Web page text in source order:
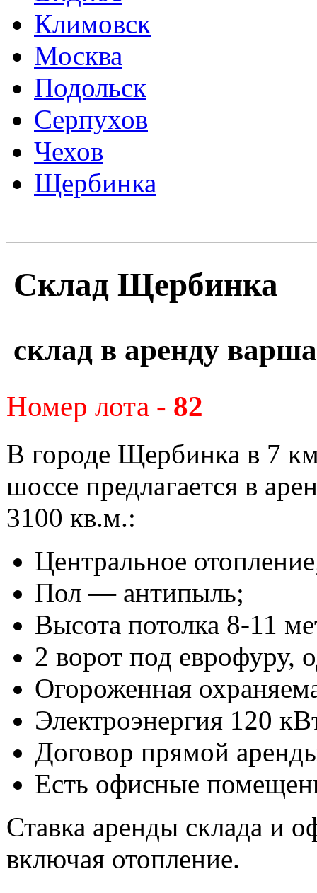
Климовск
Москва
Подольск
Серпухов
Чехов
Щербинка
Склад Щербинка
склад в аренду
Номер лота - 82
В городе Щербинка в 7
шоссе предлагается в
3100 кв.м.:
Центральное
Пол — антипыль;
Высота потолка 8-11
2 ворот под еврофуру,
Огороженная
Электроэнергия 120
Договор прямой
Есть офисные
Ставка аренды склада и
включая отопление.